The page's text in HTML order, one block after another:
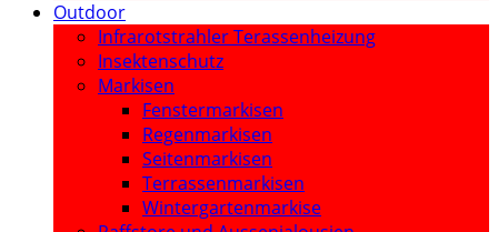
Outdoor
Infrarotstrahler Terassenheizung
Insektenschutz
Markisen
Fenstermarkisen
Regenmarkisen
Seitenmarkisen
Terrassenmarkisen
Wintergartenmarkise